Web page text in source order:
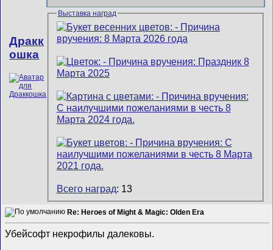
Дракк
ошка
Выставка наград
Всего наград: 13
Re: Heroes of Might & Magic: Olden Era
Убейсофт некрофилы далековы.